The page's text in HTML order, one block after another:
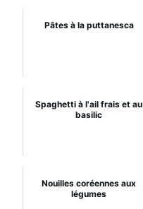
Pâtes à la puttanesca
Spaghetti à l'ail frais et au
basilic
Nouilles coréennes aux
légumes